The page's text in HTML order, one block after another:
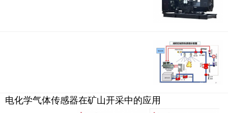
电化学气体传感器在矿山开采中的应用